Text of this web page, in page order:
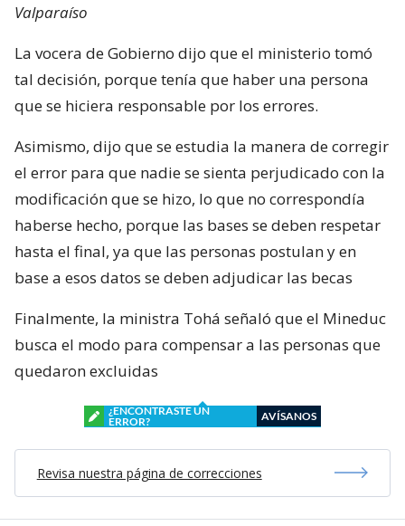
Valparaíso
La vocera de Gobierno dijo que el ministerio tomó
tal decisión, porque tenía que haber una persona
que se hiciera responsable por los errores.
Asimismo, dijo que se estudia la manera de corregir
el error para que nadie se sienta perjudicado con la
modificación que se hizo, lo que no correspondía
haberse hecho, porque las bases se deben respetar
hasta el final, ya que las personas postulan y en
base a esos datos se deben adjudicar las becas
Finalmente, la ministra Tohá señaló que el Mineduc
busca el modo para compensar a las personas que
quedaron excluidas
¿ENCONTRASTE UN
ERROR?
AVÍSANOS
Revisa nuestra página de correcciones